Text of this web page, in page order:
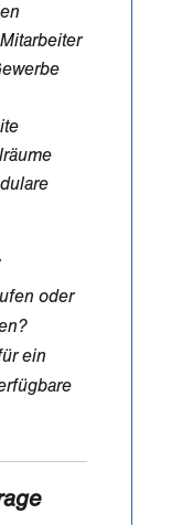
oder
ein